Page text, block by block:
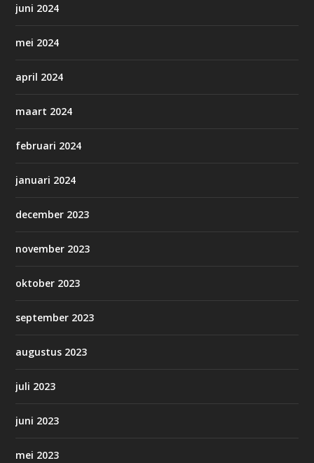
juni 2024
mei 2024
april 2024
maart 2024
februari 2024
januari 2024
december 2023
november 2023
oktober 2023
september 2023
augustus 2023
juli 2023
juni 2023
mei 2023